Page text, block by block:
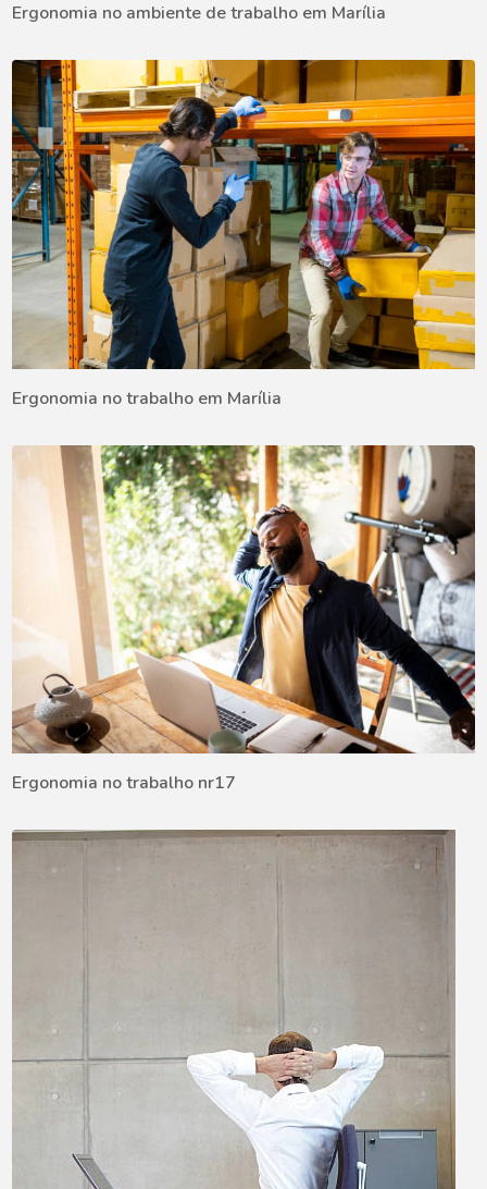
Ergonomia no ambiente de trabalho em Marília
Ergonomia no trabalho em Marília
Ergonomia no trabalho nr17